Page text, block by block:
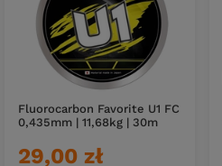
Fluorocarbon Favorite U1 FC
0,435mm | 11,68kg | 30m
29,00 zł